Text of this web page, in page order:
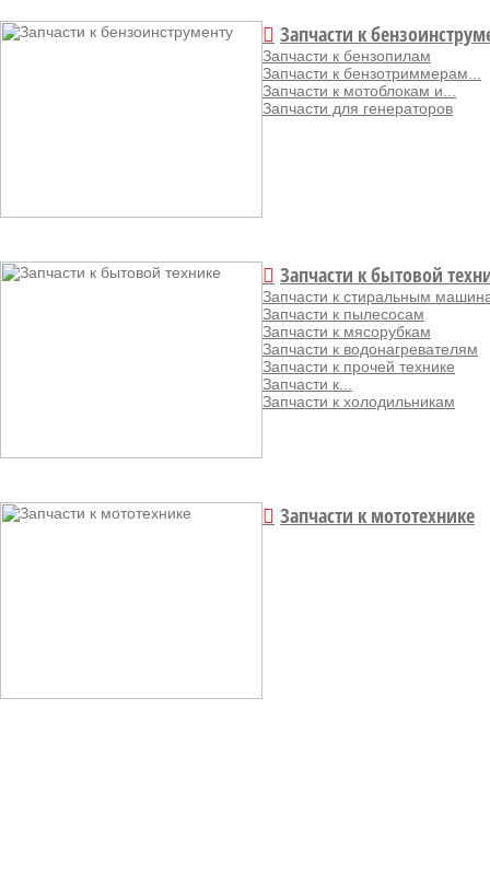
Запчасти к
Запчасти к бензопилам
Запчасти к бензотриммерам...
Запчасти к мотоблокам и...
Запчасти для генераторов
Запчасти к бытовой
Запчасти к стиральным
Запчасти к пылесосам
Запчасти к мясорубкам
Запчасти к водонагревателям
Запчасти к прочей технике
Запчасти к...
Запчасти к холодильникам
Запчасти к мототехнике